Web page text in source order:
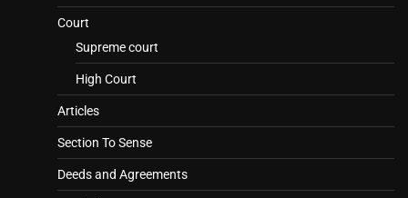
Court
Supreme court
High Court
Articles
Section To Sense
Deeds and Agreements